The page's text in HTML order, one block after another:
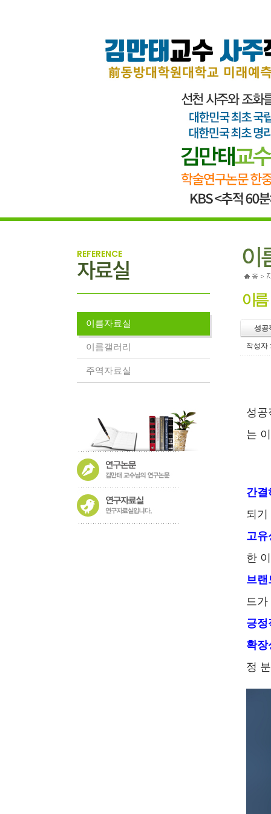
REFERENCE
자료실
이름자료실
이름갤러리
주역자료실
성공
작성자
성공
는
간
되기
고
한
브
드가
긍정
확
정